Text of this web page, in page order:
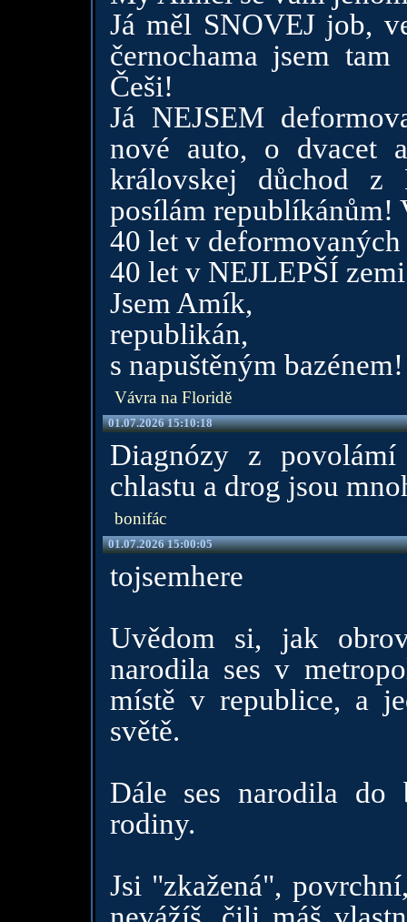
Já měl SNOVEJ job,
černochama jsem
Češi!
Já NEJSEM
nové auto, o dvacet
královskej důchod z
posílám republíkánům!
40 let v deformovaných
40 let v NEJLEPŠÍ
Jsem Amík,
republikán,
s napuštěným bazénem!
Vávra na Floridě
01.07.2026 15:10:18
Diagnózy z
chlastu a drog jsou
bonifác
01.07.2026 15:00:05
tojsemhere
Uvědom si, jak
narodila ses v
místě v republice, a
světě.
Dále ses narodila do
rodiny.
Jsi "zkažená",